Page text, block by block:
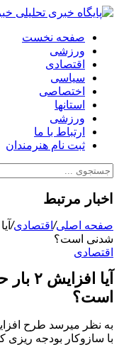
صفحه نخست
ورزشی
اقتصادی
سیاسی
اختصاصی
استانها
ورزشی
ارتباط با ما
ثبت نام هنرمندان
اخبار مرتبط
صفحه اصلی/اقتصادی/
شدنی است؟
اقتصادی
آیا
است؟
به نظر میرسد طرح
با سازوکار بودجه